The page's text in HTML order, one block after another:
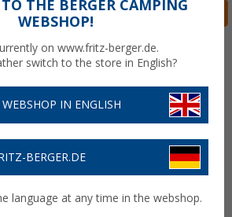
THE BERGER CAMPING
WEBSHOP!
on www.fritz-berger.de.
switch to the store in English?
IN ENGLISH
BERGER.DE
language at any time in the webshop.